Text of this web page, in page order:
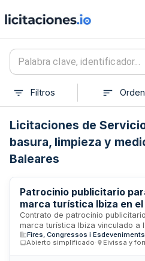
Filtros Orden
Licitaciones de
basura, limpieza y
Baleares
Patrocinio publicitario
marca turística Ibiza en el
MARATÓN 2026
Contrato de patrocinio
marca turística Ibiza vinculado a
celebración del evento deportivo
2026. La prestación incluye la
Fires, Congressos i
Abierto simplificado
Eivissa y